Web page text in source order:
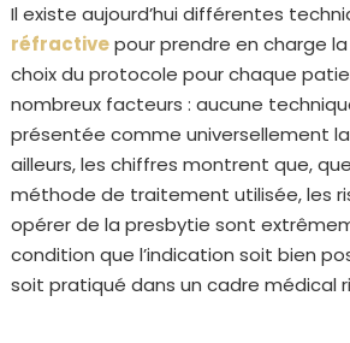
Il existe aujourd’hui différentes
réfractivepour prendre en charge la
choix du protocole pour chaque
nombreux facteurs : aucune
présentée comme universellement la
ailleurs, les chiffres montrent que,
méthode de traitement utilisée, les
opérer de la presbytie sont
condition que l’indication soit bien
soit pratiqué dans un cadre médical